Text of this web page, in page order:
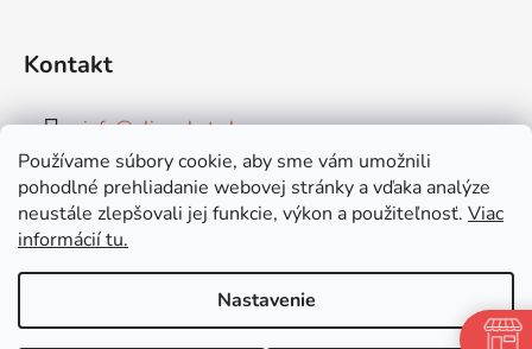
Používame súbory cookie, aby sme vám umožnili
pohodlné prehliadanie webovej stránky a vďaka analýze
neustále zlepšovali jej funkcie, výkon a použiteľnosť. Viac
informácií tu.
Nastavenie
Kontakt
info@elimarket.sk
+421915544828